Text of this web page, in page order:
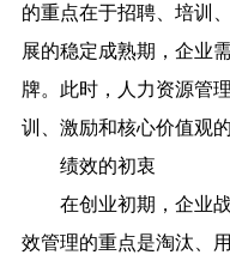
的重点在于招聘、培训
展的稳定成熟期，企业
牌。此时，人力资源管
训、激励和核心价值观的
绩效的初衷
在创业初期，企业
效管理的重点是淘汰、